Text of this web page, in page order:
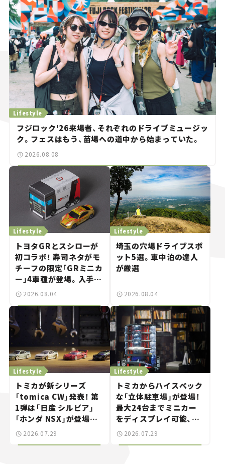
フジロック'26来場者、それぞれのドライブミュージッ
ク。フェスはもう、苗場への道中から始まっていた。
Lifestyle
2026.08.08
トヨタGRとスシローが
初コラボ！ 寿司ネタがモ
チーフの限定「GRミニカ
ー」4車種が登場。入手方
法は？【クルマとホビー】
Lifestyle
2026.08.04
埼玉の穴場ドライブスポ
ット5選。車中泊の達人
が厳選
Lifestyle
2026.08.04
トミカが新シリーズ
「tomica CW」発表！ 第
1弾は「日産 シルビア」
「ホンダ NSX」が登場。
世界が注目す
Lifestyle
2026.07.29
トミカからハイスペック
な「立体駐車場」が登場！
最大24台までミニカー
をディスプレイ可能、特
別な「日産 GT-R
Lifestyle
2026.07.29